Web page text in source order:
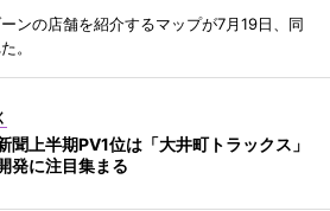
ンの店舗を紹介するマップが7月19日、同
。
聞上半期PV1位は「大井町トラックス」
に注目集まる